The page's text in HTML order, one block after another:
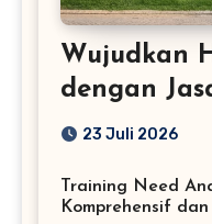
Wujudkan
dengan
Profesional
23 Juli 2026
Training Need
Komprehensif